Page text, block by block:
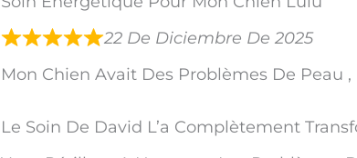
22 De Diciembre De 2025
Mon Chien Avait Des Problèmes De Peau
Le Soin De David L’a Complètement